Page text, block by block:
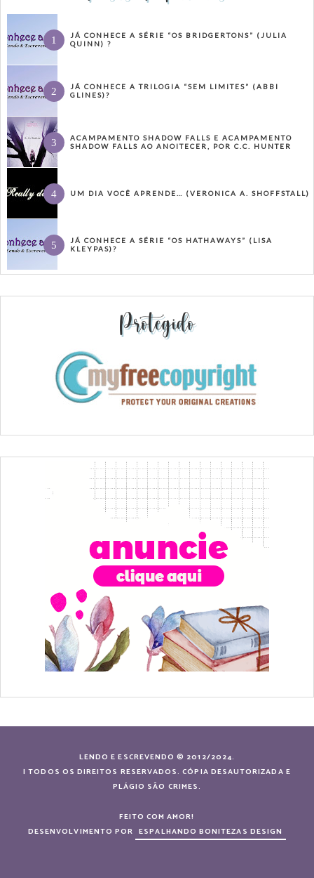
JÁ CONHECE A SÉRIE “OS BRIDGERTONS” (JULIA
QUINN) ?
JÁ CONHECE A TRILOGIA “SEM LIMITES” (ABBI
GLINES)?
ACAMPAMENTO SHADOW FALLS E ACAMPAMENTO
SHADOW FALLS AO ANOITECER, POR C.C. HUNTER
UM DIA VOCÊ APRENDE… (VERONICA A. SHOFFSTALL)
JÁ CONHECE A SÉRIE “OS HATHAWAYS” (LISA
KLEYPAS)?
Protegido
LENDO E ESCREVENDO © 2012/2024.
| TODOS OS DIREITOS RESERVADOS. CÓPIA DESAUTORIZADA E
PLÁGIO SÃO CRIMES.
FEITO COM AMOR!
DESENVOLVIMENTO POR ESPALHANDO BONITEZAS DESIGN